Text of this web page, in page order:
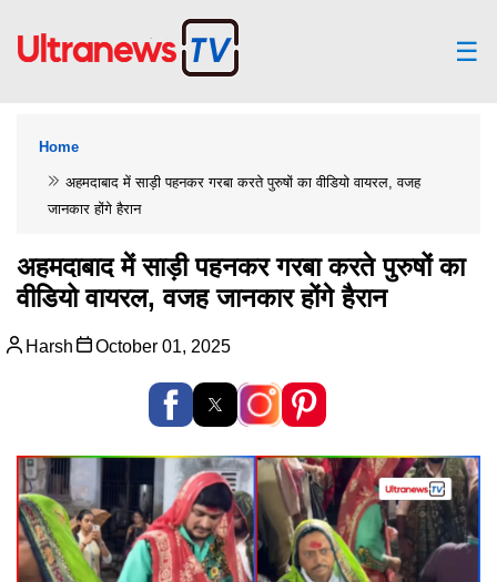
☰
Home
अहमदाबाद में साड़ी पहनकर गरबा करते पुरुषों का वीडियो वायरल, वजह
जानकार होंगे हैरान
अहमदाबाद में साड़ी पहनकर गरबा करते पुरुषों का
वीडियो वायरल, वजह जानकार होंगे हैरान
Harsh October 01, 2025